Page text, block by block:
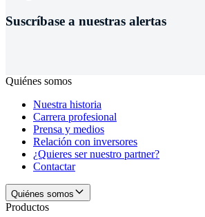
Suscríbase a nuestras alertas
Quiénes somos
Nuestra historia
Carrera profesional
Prensa y medios
Relación con inversores
¿Quieres ser nuestro partner?
Contactar
Quiénes somos
Productos